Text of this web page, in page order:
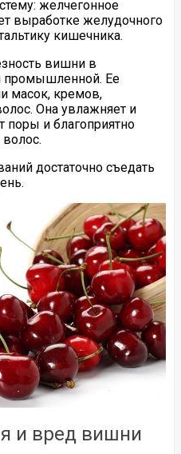
желчегонное
выработке желудочного
кишечника.
вишни в
промышленной. Ее
масок, кремов,
Она увлажняет и
и благоприятно
волос.
достаточно съедать
и вред вишни